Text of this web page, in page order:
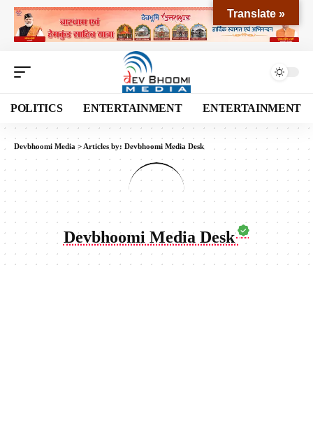
POLITICS ENTERTAINMENT ENTERTAINMENT
Devbhoomi Media > Articles by: Devbhoomi Media Desk
Devbhoomi Media Desk
Translate »